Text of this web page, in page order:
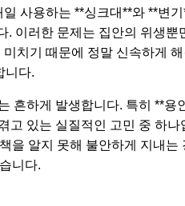
사용하는 **싱크대**와 **변
. 이러한 문제는 집안의 위생뿐
치기 때문에 정말 신속하게
니다.
흔하게 발생합니다. 특히 **용
고 있는 실질적인 고민 중 하나
을 알지 못해 불안하게 지내는
니다.